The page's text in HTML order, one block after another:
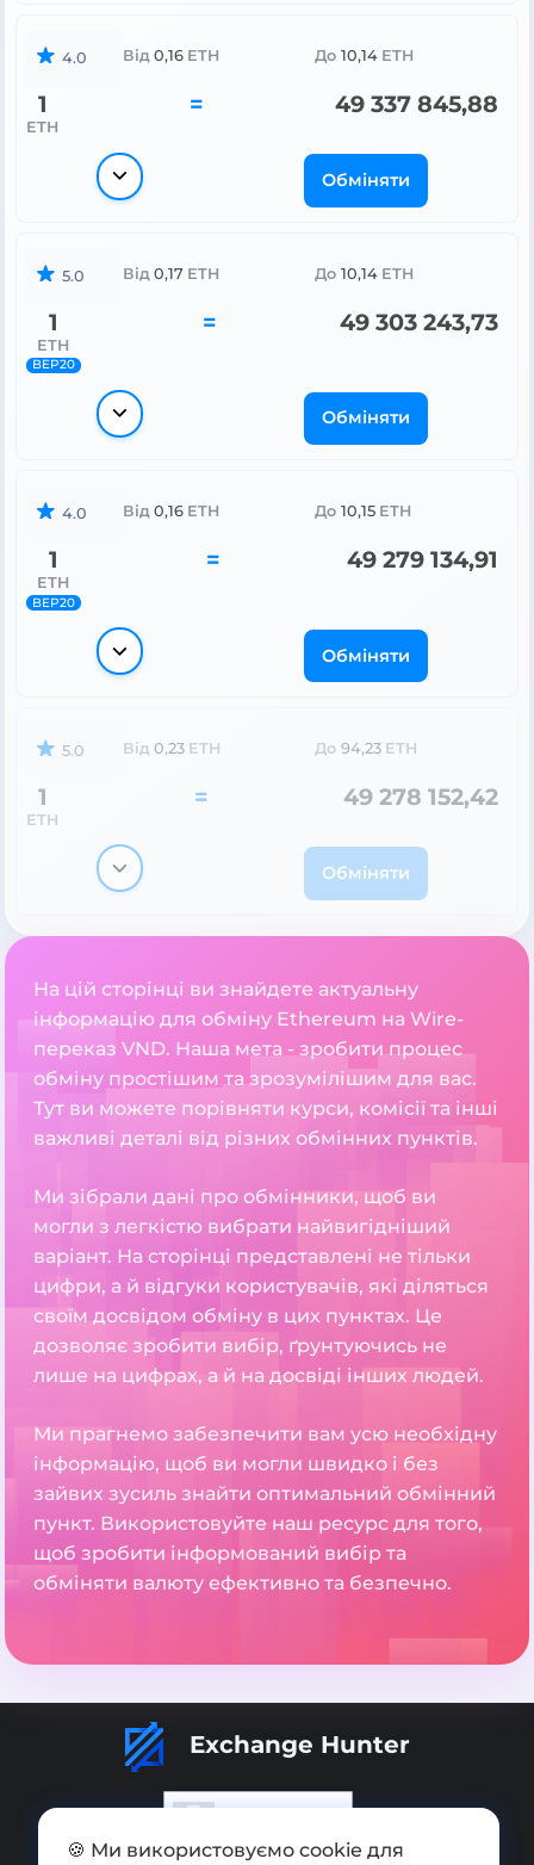
4.0 Від 0,16 ETH До 10,14 ETH
1
ETH
= 49 337 845,88
Обміняти
5.0 Від 0,17 ETH До 10,14 ETH
1
ETH
BEP20
= 49 303 243,73
Обміняти
4.0 Від 0,16 ETH До 10,15 ETH
1
ETH
BEP20
= 49 279 134,91
Обміняти
5.0 Від 0,23 ETH До 94,23 ETH
1
ETH
= 49 278 152,42
Обміняти
На цій сторінці ви знайдете актуальну
інформацію для обміну Ethereum на Wire-
переказ VND. Наша мета - зробити процес
обміну простішим та зрозумілішим для вас.
Тут ви можете порівняти курси, комісії та інші
важливі деталі від різних обмінних пунктів.
Ми зібрали дані про обмінники, щоб ви
могли з легкістю вибрати найвигідніший
варіант. На сторінці представлені не тільки
цифри, а й відгуки користувачів, які діляться
своїм досвідом обміну в цих пунктах. Це
дозволяє зробити вибір, ґрунтуючись не
лише на цифрах, а й на досвіді інших людей.
Ми прагнемо забезпечити вам усю необхідну
інформацію, щоб ви могли швидко і без
зайвих зусиль знайти оптимальний обмінний
пункт. Використовуйте наш ресурс для того,
щоб зробити інформований вибір та
обміняти валюту ефективно та безпечно.
Exchange Hunter
🍪 Ми використовуємо cookie для